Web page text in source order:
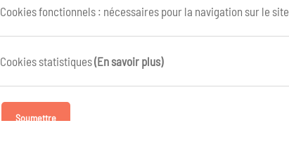
Cookies fonctionnels : nécessaires pour la navigation sur le
Cookies statistiques(En savoir plus)
Soumettre